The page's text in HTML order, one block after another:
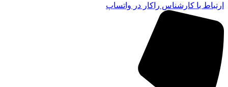
ارتباط با کارشناس راکار در واتساپ